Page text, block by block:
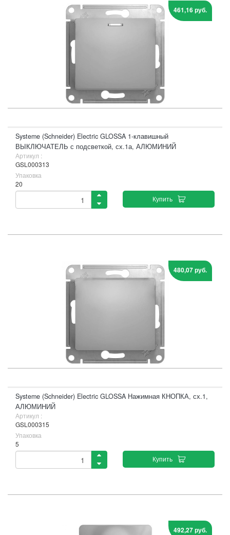
461,16 руб.
Systeme (Schneider) Electric GLOSSA 1-клавишный
ВЫКЛЮЧАТЕЛЬ с подсветкой, сх.1а, АЛЮМИНИЙ
Артикул :
GSL000313
Упаковка
20
Купить
480,07 руб.
Systeme (Schneider) Electric GLOSSA Нажимная КНОПКА, сх.1,
АЛЮМИНИЙ
Артикул :
GSL000315
Упаковка
5
Купить
492,27 руб.